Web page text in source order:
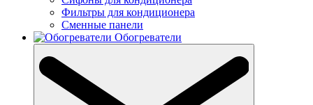
Фильтры для кондиционера
Сменные панели
Обогреватели